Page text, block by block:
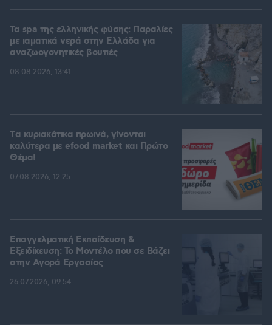
Τα spa της ελληνικής φύσης: Παραλίες
με ιαματικά νερά στην Ελλάδα για
αναζωογονητικές βουτιές
08.08.2026, 13:41
Tα κυριακάτικα πρωινά, γίνονται
καλύτερα με efood market και Πρώτο
Θέμα!
07.08.2026, 12:25
Επαγγελματική Εκπαίδευση &
Εξειδίκευση: Το Mοντέλο που σε Bάζει
στην Aγορά Eργασίας
26.07.2026, 09:54